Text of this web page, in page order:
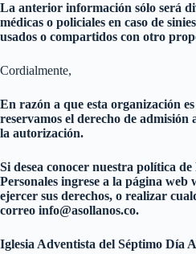
La anterior información sólo será
médicas o policiales en caso de
usados o compartidos con otro
Cordialmente,
En razón a que esta organización
reservamos el derecho de admisión
la autorización.
Si desea conocer nuestra política
Personales ingrese a la página web
ejercer sus derechos, o realizar
correo info@asollanos.co.
Iglesia Adventista del Séptimo Día